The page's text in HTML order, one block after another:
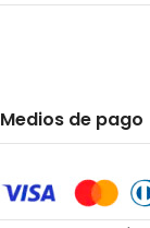
Medios de pago